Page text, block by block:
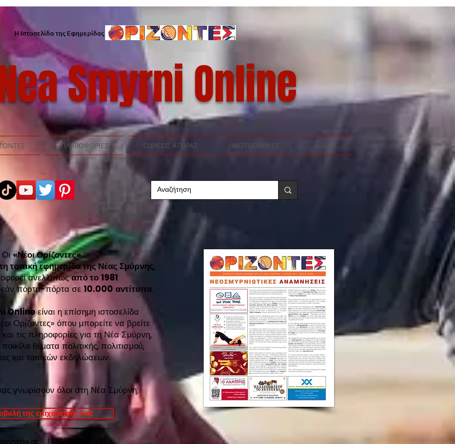
Η Ιστοσελίδα της Εφημερίδας
Smyrni Online
ΠΛΗΡΟΦΟΡΙΕΣ ΟΔΗΓΟΣ ΑΓΟΡΑΣ ΦΩΤΟΓΡΑΦΙΕΣ ABOUT
Οι«Νέοι Ορίζοντες»
τοπική εφημερίδα της Νέας Σμύρνης,
ανελλιπώςαπό το 1981
πόρτα-πόρτα σε 10.000 αντίτυπα.
Onlineείναι η επίσημη ιστοσελίδα
Ορίζοντες» όπου μπορείτε να βρείτε
τις πληροφορίες για τη Νέα Σμύρνη,
θέματα πολιτικής, πολιτισμού,
και τοπικών εκδηλώσεων.
γνωρίσουν όλοι στη Νέα Σμύρνη;
της επιχείρησής σας